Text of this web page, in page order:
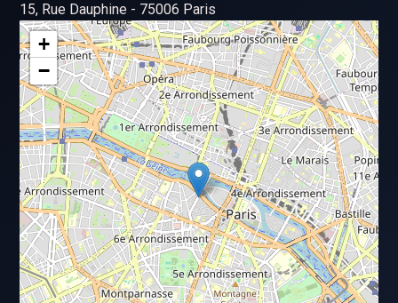
15, Rue Dauphine - 75006 Paris
+
−